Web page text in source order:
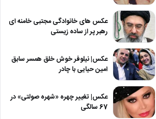
عکس های خانوادگی مجتبی خامنه ای
رهبر پر از ساده زیستی
عکس| نیلوفر خوش خلق همسر سابق
امین حیایی با چادر
عکس| تغییر چهره «شهره صولتی» در
67 سالگی